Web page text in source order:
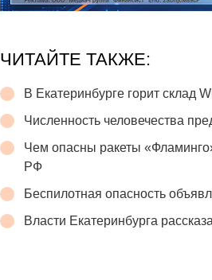
ЧИТАЙТЕ ТАКЖЕ:
В Екатеринбурге горит склад
Численность человечества
Чем опасны ракеты
РФ
Беспилотная опасность
Власти Екатеринбурга